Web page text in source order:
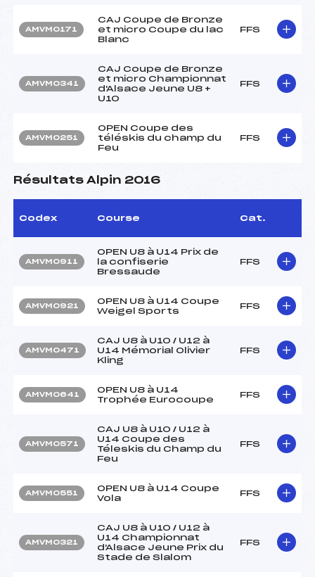
AMVM0171
CAJ Coupe de Bronze
et micro Coupe du lac
Blanc
FFS
AMVM0341
CAJ Coupe de Bronze
et micro Championnat
d'Alsace Jeune U8 +
U10
FFS
AMVM0251
OPEN Coupe des
téléskis du champ du
Feu
FFS
Résultats Alpin 2016
Codex Course Cat.
AMVM0911
OPEN U8 à U14 Prix de
la confiserie
Bressaude
FFS
AMVM0921
OPEN U8 à U14 Coupe
Weigel Sports
FFS
AMVM0471
CAJ U8 à U10 / U12 à
U14 Mémorial Olivier
Kling
FFS
AMVM0641
OPEN U8 à U14
Trophée Eurocoupe
FFS
AMVM0571
CAJ U8 à U10 / U12 à
U14 Coupe des
Téleskis du Champ du
Feu
FFS
AMVM0551
OPEN U8 à U14 Coupe
Vola
FFS
AMVM0321
CAJ U8 à U10 / U12 à
U14 Championnat
d'Alsace Jeune Prix du
Stade de Slalom
FFS